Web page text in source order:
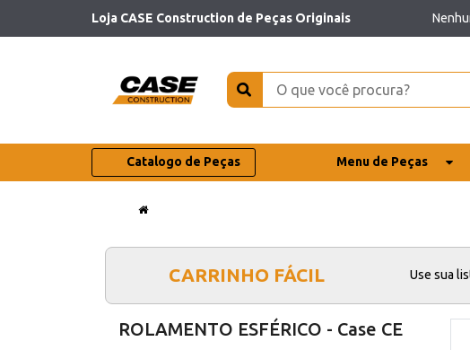
Loja CASE Construction de Peças Originais
Catalogo de Peças Menu de Peças
CARRINHO FÁCIL Use sua
ROLAMENTO ESFÉRICO - Case CE